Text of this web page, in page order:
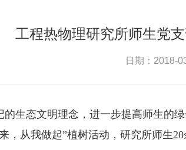
工程热物理研究所师生党
日期：2018-
生态文明理念，进一步提高师生的
，从我做起”植树活动，研究所师生20